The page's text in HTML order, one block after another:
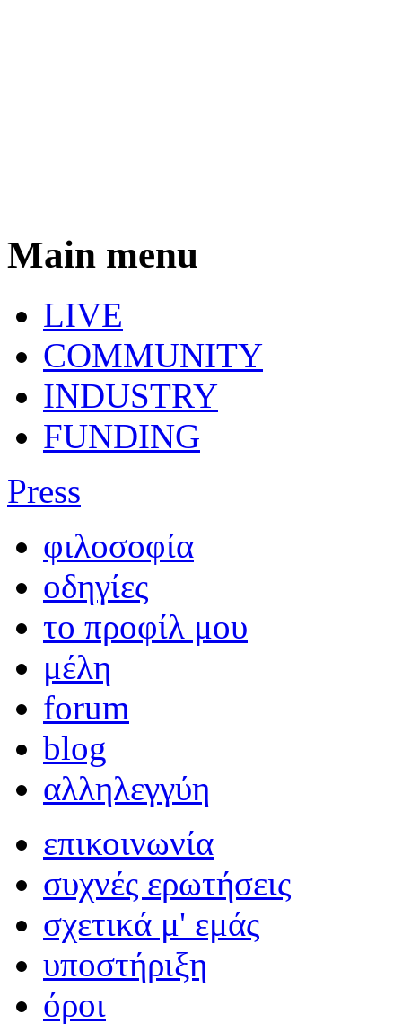
Main menu
LIVE
COMMUNITY
INDUSTRY
FUNDING
Press
φιλοσοφία
οδηγίες
το προφίλ μου
μέλη
forum
blog
αλληλεγγύη
επικοινωνία
συχνές ερωτήσεις
σχετικά μ' εμάς
υποστήριξη
όροι